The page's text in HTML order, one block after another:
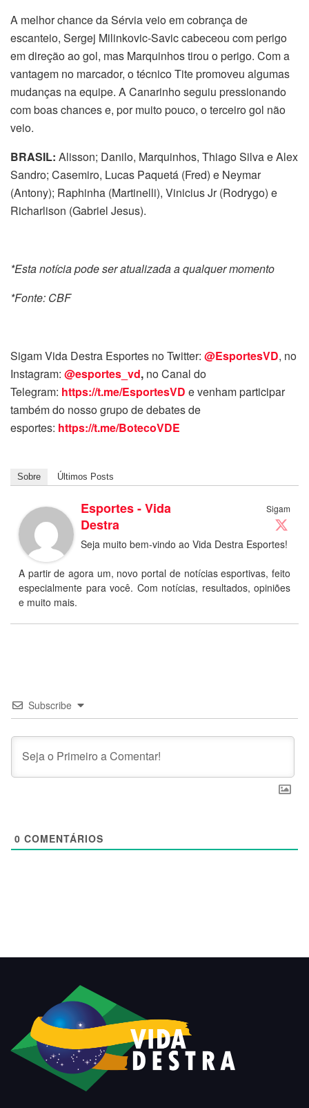
A melhor chance da Sérvia veio em cobrança de
escanteio, Sergej Milinkovic-Savic cabeceou com perigo
em direção ao gol, mas Marquinhos tirou o perigo. Com a
vantagem no marcador, o técnico Tite promoveu algumas
mudanças na equipe. A Canarinho seguiu pressionando
com boas chances e, por muito pouco, o terceiro gol não
veio.
BRASIL: Alisson; Danilo, Marquinhos, Thiago Silva e Alex
Sandro; Casemiro, Lucas Paquetá (Fred) e Neymar
(Antony); Raphinha (Martinelli), Vinicius Jr (Rodrygo) e
Richarlison (Gabriel Jesus).
*Esta notícia pode ser atualizada a qualquer momento
*Fonte: CBF
Sigam Vida Destra Esportes no Twitter: @EsportesVD, no
Instagram: @esportes_vd, no Canal do
Telegram: https://t.me/EsportesVD e venham participar
também do nosso grupo de debates de
esportes: https://t.me/BotecoVDE
Sobre Últimos Posts
Sigam
Esportes - Vida
Destra
Seja muito bem-vindo ao Vida Destra Esportes!
A partir de agora um, novo portal de notícias esportivas, feito
especialmente para você. Com notícias, resultados, opiniões
e muito mais.
Subscribe
0 COMENTÁRIOS